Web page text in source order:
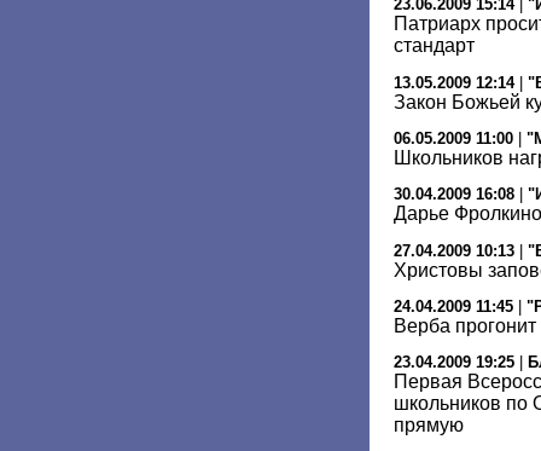
23.06.2009 15:14|
Патриарх
стандарт
13.05.2009 12:14|
Закон Божьей
06.05.2009 11:00
Школьников
30.04.2009 16:08
Дарье
27.04.2009 10:13 |
Христовы
24.04.2009 11:45
Верба
23.04.2009 19:25
Первая
школьников
прямую